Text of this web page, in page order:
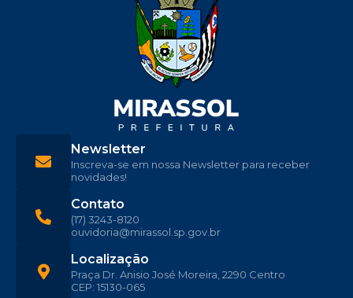
Localização
Praça Dr. Anisio José Moreira, 2290 Centro
CEP: 15130-065
Contato
(17) 3243-8120
ouvidoria@mirassol.sp.gov.br
Newsletter
Inscreva-se em nossa Newsletter para receber
novidades!